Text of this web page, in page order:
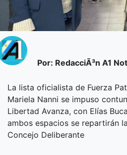
Por: RedacciÃ³n A1
La lista oficialista de Fuerza
Mariela Nanni se impuso
Libertad Avanza, con Elías
ambos espacios se repartirán
Concejo Deliberante